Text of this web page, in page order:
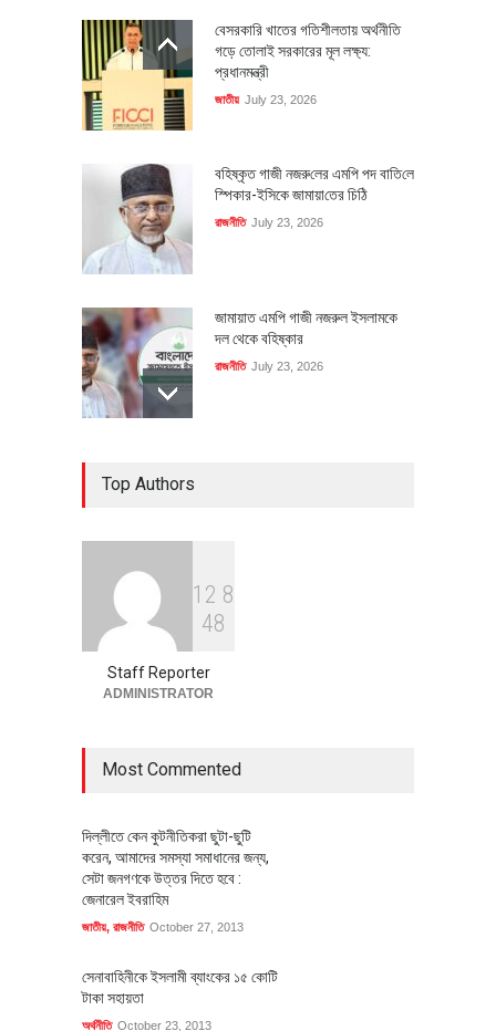
বেসরকারি খাতের গতিশীলতায় অর্থনীতি
গড়ে তোলাই সরকারের মূল লক্ষ্য:
প্রধানমন্ত্রী
জাতীয় July 23, 2026
বহিষ্কৃত গাজী নজরু‌লের এম‌পি পদ বা‌তি‌লে
স্পিকার-ইসিকে জামায়া‌তের চি‌ঠি
রাজনীতি July 23, 2026
জামায়াত এমপি গাজী নজরুল ইসলামকে
দল থেকে বহিষ্কার
রাজনীতি July 23, 2026
বৈশ্বিক প্রতিযোগিতা সক্ষমতা বাড়াতে
পোশাক শিল্পে নতুন উদ্যোগ
Top Authors
1 2 8
48
Staff Reporter
ADMINISTRATOR
Most Commented
দিল্লীতে কেন কুটনীতিকরা ছুটা-ছুটি
করেন, আমাদের সমস্যা সমাধানের জন্য,
সেটা জনগণকে উত্তর দিতে হবে :
জেনারেল ইবরাহিম
জাতীয়, রাজনীতি October 27, 2013
সেনাবাহিনীকে ইসলামী ব্যাংকের ১৫ কোটি
টাকা সহায়তা
অর্থনীতি October 23, 2013